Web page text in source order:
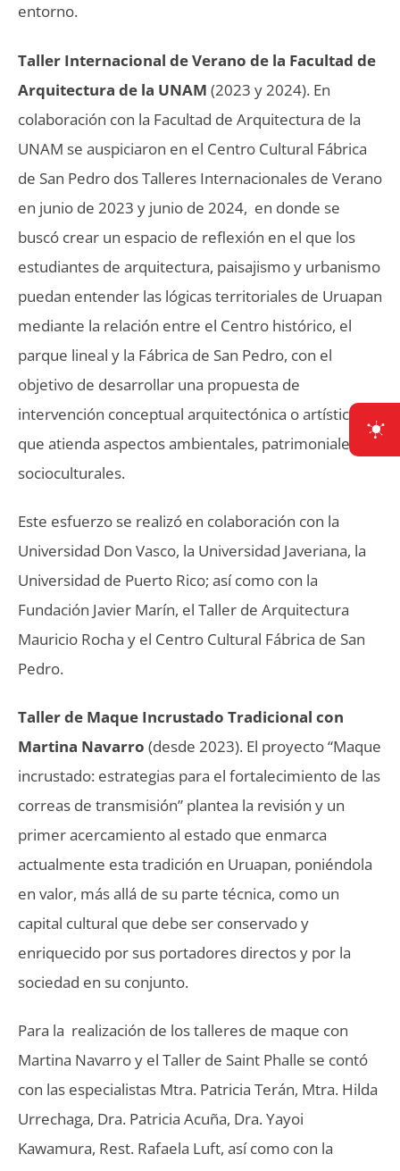
entorno.
Taller Internacional de Verano de la Facultad de
Arquitectura de la UNAM (2023 y 2024). En
colaboración con la Facultad de Arquitectura de la
UNAM se auspiciaron en el Centro Cultural Fábrica
de San Pedro dos Talleres Internacionales de Verano
en junio de 2023 y junio de 2024, en donde se
buscó crear un espacio de reflexión en el que los
estudiantes de arquitectura, paisajismo y urbanismo
puedan entender las lógicas territoriales de Uruapan
mediante la relación entre el Centro histórico, el
parque lineal y la Fábrica de San Pedro, con el
objetivo de desarrollar una propuesta de
intervención conceptual arquitectónica o artística
que atienda aspectos ambientales, patrimoniales y
socioculturales.
Este esfuerzo se realizó en colaboración con la
Universidad Don Vasco, la Universidad Javeriana, la
Universidad de Puerto Rico; así como con la
Fundación Javier Marín, el Taller de Arquitectura
Mauricio Rocha y el Centro Cultural Fábrica de San
Pedro.
Taller de Maque Incrustado Tradicional con
Martina Navarro (desde 2023). El proyecto “Maque
incrustado: estrategias para el fortalecimiento de las
correas de transmisión” plantea la revisión y un
primer acercamiento al estado que enmarca
actualmente esta tradición en Uruapan, poniéndola
en valor, más allá de su parte técnica, como un
capital cultural que debe ser conservado y
enriquecido por sus portadores directos y por la
sociedad en su conjunto.
Para la realización de los talleres de maque con
Martina Navarro y el Taller de Saint Phalle se contó
con las especialistas Mtra. Patricia Terán, Mtra. Hilda
Urrechaga, Dra. Patricia Acuña, Dra. Yayoi
Kawamura, Rest. Rafaela Luft, así como con la